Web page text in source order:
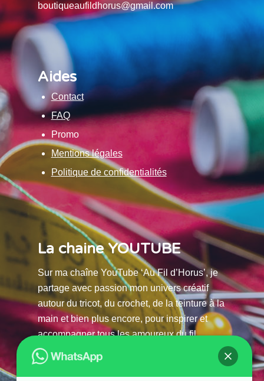
boutiqueaufildhorus@gmail.com
Aides
Contact
FAQ
Promo
Mentions légales
Politique de confidentialités
La chaine YOUTUBE
Sur ma chaîne YouTube ‘Au Fil d’Horus’, je
partage avec passion mon univers créatif
autour du tricot, du crochet, de la teinture à la
main et bien plus encore, pour inspirer et
accompagner tous les amoureux du fil.